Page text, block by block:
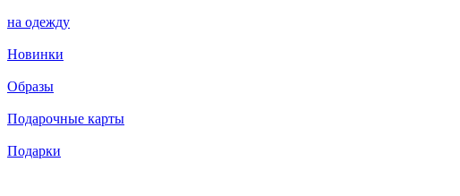
на одежду
Новинки
Образы
Подарочные карты
Подарки